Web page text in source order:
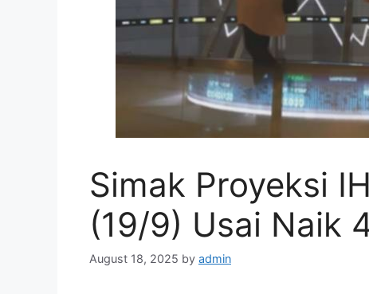
Simak Proyeksi
(19/9) Usai Naik
August 18, 2025 by admin